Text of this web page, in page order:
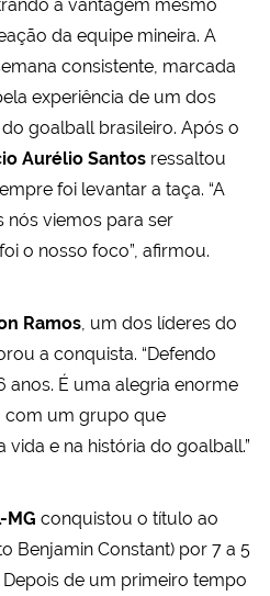
a vantagem mesmo
da equipe mineira. A
consistente, marcada
experiência de um dos
goalball brasileiro. Após o
Aurélio Santos ressaltou
foi levantar a taça. “A
nós viemos para ser
o nosso foco”, afirmou.
Ramos, um dos líderes do
a conquista. “Defendo
anos. É uma alegria enorme
com um grupo que
vida e na história do goalball.”
MG conquistou o título ao
Benjamin Constant) por 7 a 5
de um primeiro tempo